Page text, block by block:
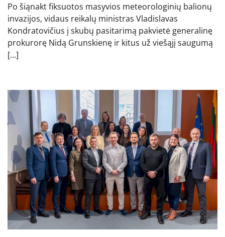
Po šiąnakt fiksuotos masyvios meteorologinių balionų
invazijos, vidaus reikalų ministras Vladislavas
Kondratovičius į skubų pasitarimą pakvietė generalinę
prokurorę Nidą Grunskienę ir kitus už viešąjį saugumą
[…]